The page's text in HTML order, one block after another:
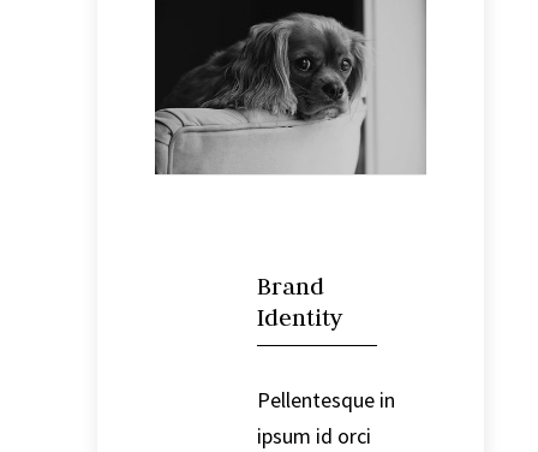
Brand
Identity
Pellentesque in
ipsum id orci